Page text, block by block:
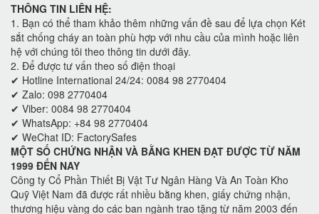
THÔNG TIN LIÊN HỆ:
1. Bạn có thể tham khảo thêm những vấn đề sau để lựa chọn Két
sắt chống cháy an toàn phù hợp với nhu cầu của mình hoặc liên
hệ với chúng tôi theo thông tin dưới đây.
2. Để được tư vấn theo số điện thoại
✔ Hotline International 24/24: 0084 98 2770404
✔ Zalo: 098 2770404
✔ Viber: 0084 98 2770404
✔ WhatsApp: +84 98 2770404
✔ WeChat ID: FactorySafes
MỘT SỐ CHỨNG NHẬN VÀ BẰNG KHEN ĐẠT ĐƯỢC TỪ NĂM
1999 ĐẾN NAY
Công ty Cổ Phần Thiết Bị Vật Tư Ngân Hàng Và An Toàn Kho
Quỹ Việt Nam đã được rất nhiều bằng khen, giấy chứng nhận,
thương hiệu vàng do các ban ngành trao tặng từ năm 2003 đến